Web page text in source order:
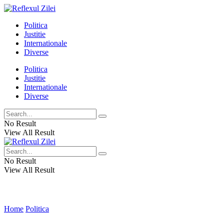
Politica
Justitie
Internationale
Diverse
Politica
Justitie
Internationale
Diverse
No Result
View All Result
No Result
View All Result
Home Politica